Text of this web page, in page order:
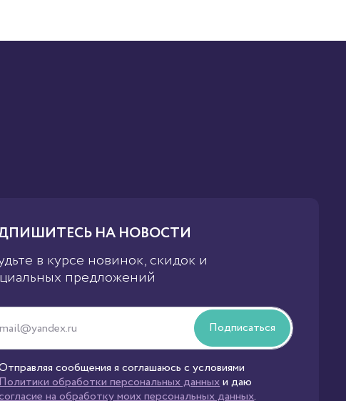
НА НОВОСТИ
в курсе новинок, скидок и
предложений
Подписаться
сообщения я соглашаюсь с условиями
обработки персональных данныхи даю
на обработку моих персональных данных.